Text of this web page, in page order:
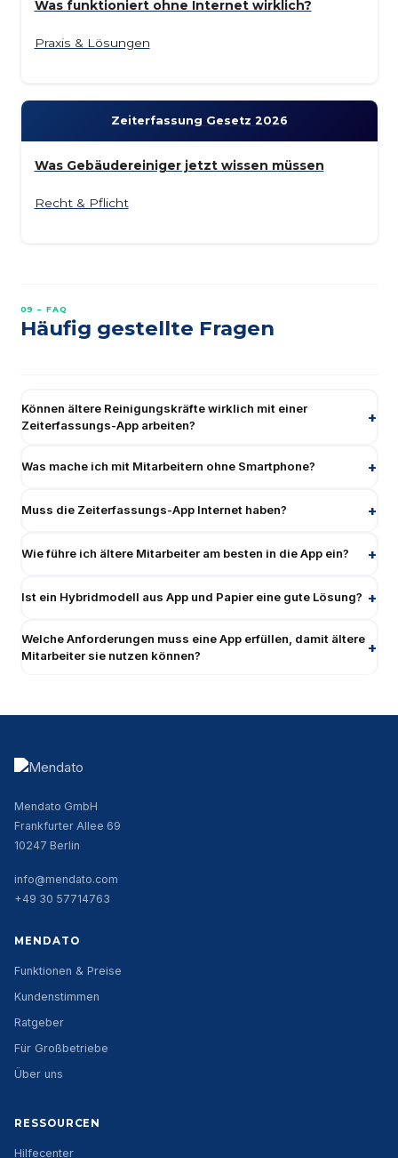
Was funktioniert ohne Internet wirklich?
Praxis & Lösungen
Zeiterfassung Gesetz 2026
Was Gebäudereiniger jetzt wissen müssen
Recht & Pflicht
09 – FAQ
Häufig gestellte Fragen
Können ältere Reinigungskräfte wirklich mit einer
Zeiterfassungs-App arbeiten?
Was mache ich mit Mitarbeitern ohne Smartphone?
Muss die Zeiterfassungs-App Internet haben?
Wie führe ich ältere Mitarbeiter am besten in die App ein?
Ist ein Hybridmodell aus App und Papier eine gute Lösung?
Welche Anforderungen muss eine App erfüllen, damit ältere
Mitarbeiter sie nutzen können?
Mendato GmbH
Frankfurter Allee 69
10247 Berlin
info@mendato.com
+49 30 57714763
MENDATO
Funktionen & Preise
Kundenstimmen
Ratgeber
Für Großbetriebe
Über uns
RESSOURCEN
Hilfecenter